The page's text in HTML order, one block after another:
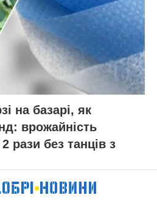
F1” плодоносить за
огірка не потрібне:
сорти
поспіль купувала
розорилася: 3
дають у 2 рази більше
історії ти знайдеш на